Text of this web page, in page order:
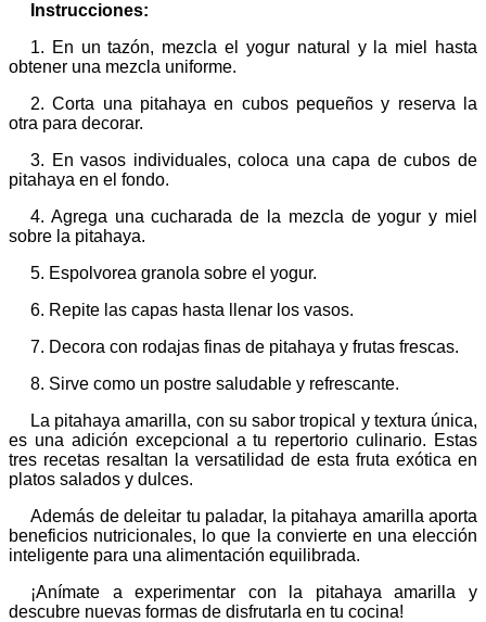
Instrucciones:
1. En un tazón, mezcla el yogur natural y la miel hasta
obtener una mezcla uniforme.
2. Corta una pitahaya en cubos pequeños y reserva la
otra para decorar.
3. En vasos individuales, coloca una capa de cubos de
pitahaya en el fondo.
4. Agrega una cucharada de la mezcla de yogur y miel
sobre la pitahaya.
5. Espolvorea granola sobre el yogur.
6. Repite las capas hasta llenar los vasos.
7. Decora con rodajas finas de pitahaya y frutas frescas.
8. Sirve como un postre saludable y refrescante.
La pitahaya amarilla, con su sabor tropical y textura única,
es una adición excepcional a tu repertorio culinario. Estas
tres recetas resaltan la versatilidad de esta fruta exótica en
platos salados y dulces.
Además de deleitar tu paladar, la pitahaya amarilla aporta
beneficios nutricionales, lo que la convierte en una elección
inteligente para una alimentación equilibrada.
¡Anímate a experimentar con la pitahaya amarilla y
descubre nuevas formas de disfrutarla en tu cocina!